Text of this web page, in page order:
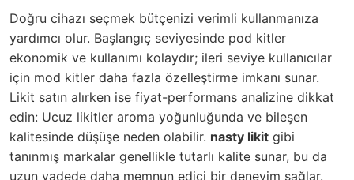
Doğru cihazı seçmek bütçenizi verimli kullanmanıza
yardımcı olur. Başlangıç seviyesinde pod kitler
ekonomik ve kullanımı kolaydır; ileri seviye kullanıcılar
için mod kitler daha fazla özelleştirme imkanı sunar.
Likit satın alırken ise fiyat-performans analizine dikkat
edin: Ucuz likitler aroma yoğunluğunda ve bileşen
kalitesinde düşüşe neden olabilir. nasty likit gibi
tanınmış markalar genellikle tutarlı kalite sunar, bu da
uzun vadede daha memnun edici bir deneyim sağlar.